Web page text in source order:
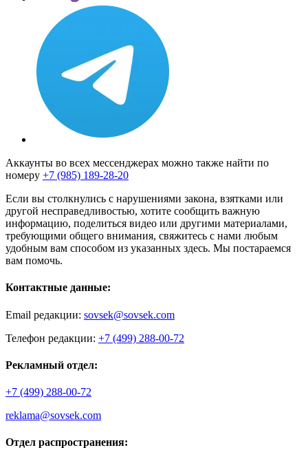
Аккаунты во всех мессенджерах можно также найти по
номеру +7 (985) 189-28-20
Если вы столкнулись с нарушениями закона, взятками или
другой несправедливостью, хотите сообщить важную
информацию, поделиться видео или другими материалами,
требующими общего внимания, свяжитесь с нами любым
удобным вам способом из указанных здесь. Мы постараемся
вам помочь.
Контактные данные:
Email редакции: sovsek@sovsek.com
Телефон редакции: +7 (499) 288-00-72
Рекламный отдел:
+7 (499) 288-00-72
reklama@sovsek.com
Отдел распространения: